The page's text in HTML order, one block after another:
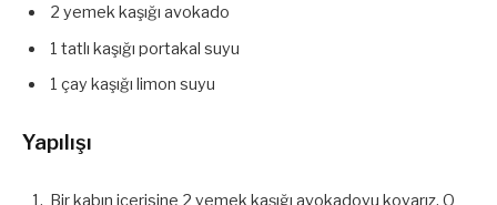
2 yemek kaşığı avokado
1 tatlı kaşığı portakal suyu
1 çay kaşığı limon suyu
Yapılışı
Bir kabın içerisine 2 yemek kaşığı avokadoyu koyarız. O